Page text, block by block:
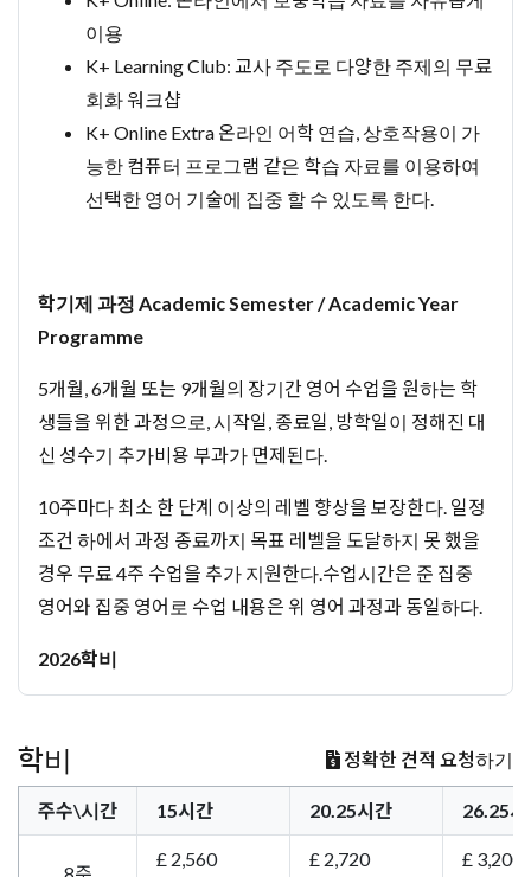
이용
K+ Learning Club: 교사 주도로 다양한 주제의 무료
회화 워크샵
K+ Online Extra 온라인 어학 연습, 상호작용이 가
능한 컴퓨터 프로그램 같은 학습 자료를 이용하여
선택한 영어 기술에 집중 할 수 있도록 한다.
학기제 과정 Academic Semester / Academic Year
Programme
5개월, 6개월 또는 9개월의 장기간 영어 수업을 원하는 학
생들을 위한 과정으로, 시작일, 종료일, 방학일이 정해진 대
신 성수기 추가비용 부과가 면제된다.
10주마다 최소 한 단계 이상의 레벨 향상을 보장한다. 일정
조건 하에서 과정 종료까지 목표 레벨을 도달하지 못 했을
경우 무료 4주 수업을 추가 지원한다.수업시간은 준 집중
영어와 집중 영어로 수업 내용은 위 영어 과정과 동일하다.
2026학비
학비 정확한 견적 요청하기
주수\시간 15시간 20.25시간 26.25시
£ 2,560
£ 2,720
£ 3,200